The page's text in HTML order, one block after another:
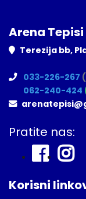
Arena
Terezija bb,
033-226-267
062-240-424
Pratite nas:
Korisni